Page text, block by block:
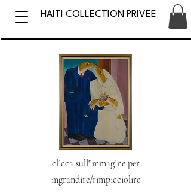
HAITI COLLECTION PRIVEE
clicca sull'immagine per
ingrandire/rimpicciolire